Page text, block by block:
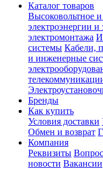
Каталог товаров
Высоковольтное
электроэнергии
электромонтажа
системы Кабели,
и инженерные
Бренды
Как купить
Условия доставки
Обмен и возврат
Компания
Реквизиты
новости Вакансии